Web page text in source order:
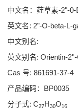
中文名：荭草素-2"-
英文名: 2"-O-beta-L-
中文别名:
英文别名: Orientin-
Cas 号: 861691-37-4
产品编码：BP0035
分子式: C27H30O16